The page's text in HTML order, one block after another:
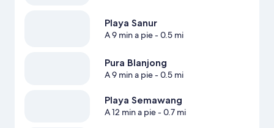
Playa Sanur
A 9 min a pie- 0.5 mi
Pura Blanjong
A 9 min a pie- 0.5 mi
Playa Semawang
A 12 min a pie- 0.7 mi